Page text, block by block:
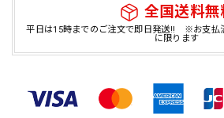
全国送料無
平日は15時までのご注文で即日発送!! ※お支払
に限ります